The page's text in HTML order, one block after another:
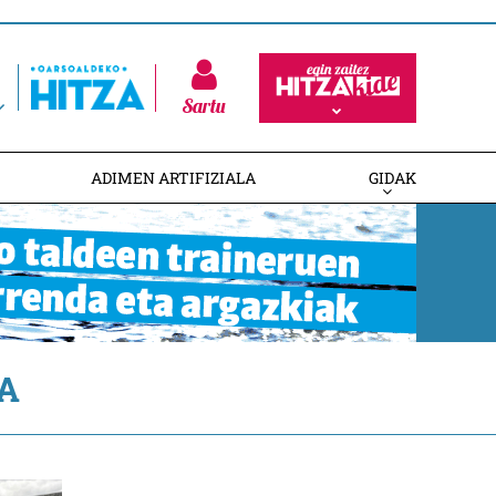
Sartu
ADIMEN ARTIFIZIALA GIDAK